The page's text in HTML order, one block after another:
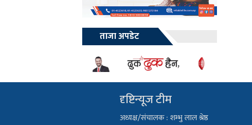
ताजा अपडेट
दृष्टिन्यूज टीम
अध्यक्ष/संचालक : शम्भु लाल श्रेष्ठ